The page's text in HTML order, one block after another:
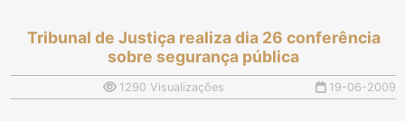
Tribunal de Justiça realiza dia 26 conferência
sobre segurança pública
1290 Visualizações 19-06-2009